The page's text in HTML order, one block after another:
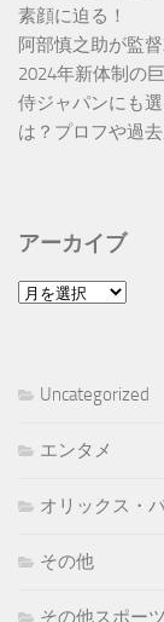
素顔に迫る！
阿部慎之助が監
2024年新体制の
侍ジャパンにも
は？プロフや過
アーカイブ
ア
ブ
Uncategorized
エンタメ
オリックス・
その他
その他スポーツ